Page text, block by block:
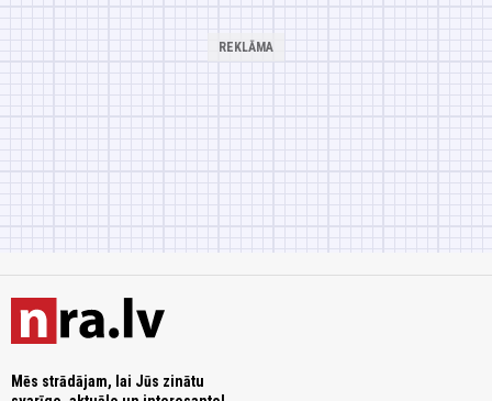
Mēs strādājam, lai Jūs zinātu